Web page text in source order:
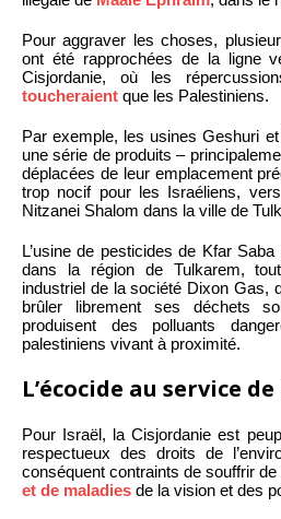
Pour aggraver les choses,
ont été rapprochées de la ligne
Cisjordanie, où les
toucheraient que les Palestiniens.
Par exemple, les usines Geshuri
une série de produits –
déplacées de leur emplacement
trop nocif pour les Israéliens,
Nitzanei Shalom dans la ville de
L’usine de pesticides de Kfar
dans la région de Tulkarem,
industriel de la société Dixon Gas,
brûler librement ses déchets
produisent des polluants
palestiniens vivant à proximité.
L’écocide au service
Pour Israël, la Cisjordanie est
respectueux des droits de
conséquent contraints de souffrir
et de maladies de la vision et des